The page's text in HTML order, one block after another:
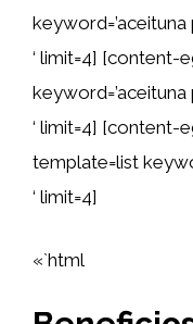
‘ limit=4] [content-
‘ limit=4] [content-
template=list
‘ limit=4]
«`html